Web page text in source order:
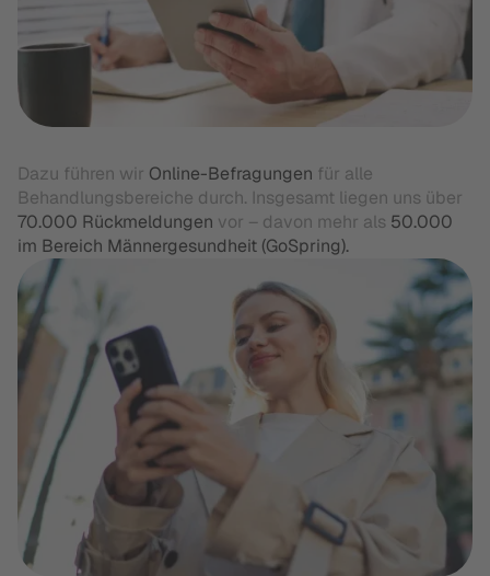
Dazu führen wir Online-Befragungen für alle
Behandlungsbereiche durch. Insgesamt liegen uns über
70.000 Rückmeldungen vor – davon mehr als 50.000
im Bereich Männergesundheit (GoSpring).